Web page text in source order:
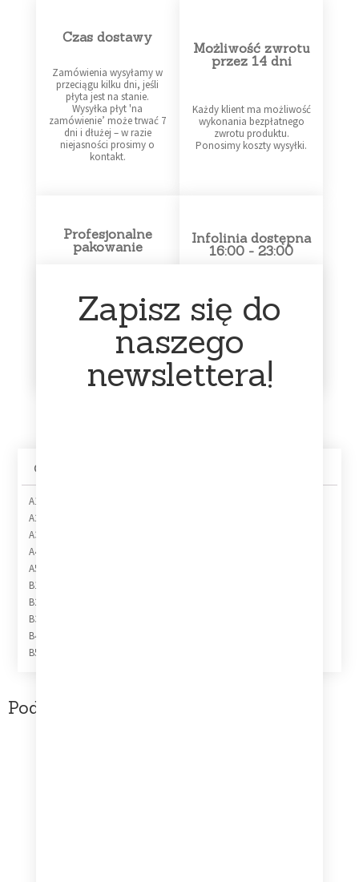
Czas dostawy
Zamówienia wysyłamy w
przeciągu kilku dni, jeśli
płyta jest na stanie.
Wysyłka płyt 'na
zamówienie’ może trwać 7
dni i dłużej – w razie
niejasności prosimy o
kontakt.
Możliwość zwrotu
przez 14 dni
Każdy klient ma możliwość
wykonania bezpłatnego
zwrotu produktu.
Ponosimy koszty wysyłki.
Profesjonalne
pakowanie
nas dodatkową folijkę. Jest
pakowana w folię
bąbelkową oraz karton.
Zabezpieczamy płyty w
taki sposób, aby nic nie
stało im się po drodze.
Infolinia dostępna
16:00 - 23:00
działalność dodatkową –
głównie zajmuję się nim w
godzinach wieczornych.
Bardzo proszę o kontakt w
tym przedziale czasowym.
Opis
A1 Gone Hollywood
A2 The Logical Song
A3 Goodbye Stranger
A4 Breakfast In America
A5 Oh Darling
B1 Take The Long Way Home
B2 Lord Is It Mine
B3 Just Another Nervous Wreck
B4 Casual Conversations
B5 Child Of Vision
Podobne produkty
Zapisz się do
naszego
newslettera!